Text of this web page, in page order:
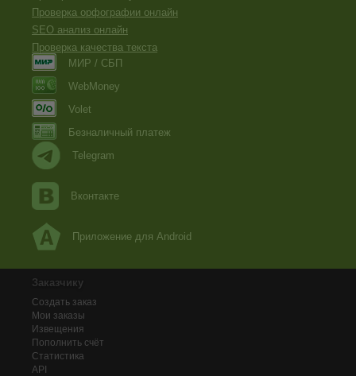
Проверка орфографии онлайн
SEO анализ онлайн
Проверка качества текста
МИР / СБП
WebMoney
Volet
Безналичный платеж
Telegram
Вконтакте
Приложение для Android
Заказчику
Создать заказ
Мои заказы
Извещения
Пополнить счёт
Статистика
API